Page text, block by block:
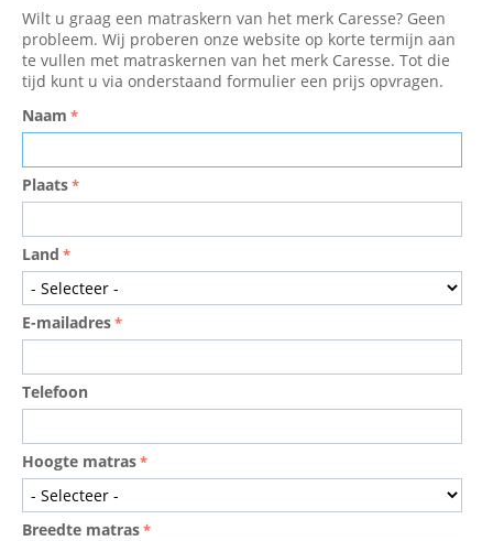
Wilt u graag een matraskern van het merk Caresse? Geen
probleem. Wij proberen onze website op korte termijn aan
te vullen met matraskernen van het merk Caresse. Tot die
tijd kunt u via onderstaand formulier een prijs opvragen.
Naam
Plaats
Land
E-mailadres
Telefoon
Hoogte matras
Breedte matras